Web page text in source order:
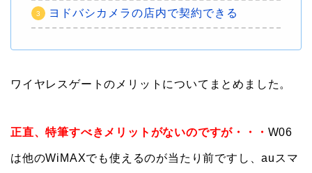
ヨドバシカメラの店内で契約できる
ワイヤレスゲートのメリットについてまとめました。
正直、特筆すべきメリットがないのですが・・・ W06
は他のWiMAXでも使えるのが当たり前ですし、auスマ